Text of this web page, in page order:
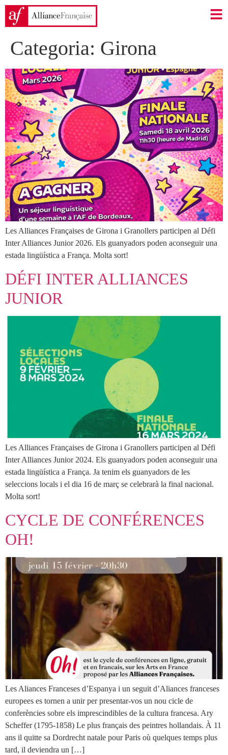
Categoria: Girona
Les Alliances Françaises de Girona i Granollers participen al Défi
Inter Alliances Junior 2026. Els guanyadors poden aconseguir una
estada lingüística a França. Molta sort!
DÉFI INTER ALLIANCES
JUNIOR
Les Alliances Françaises de Girona i Granollers participen al Défi
Inter Alliances Junior 2024. Els guanyadors poden aconseguir una
estada lingüística a França. Ja tenim els guanyadors de les
seleccions locals i el dia 16 de març se celebrarà la final nacional.
Molta sort!
CYCLE DE CONFÉRENCES
OH!
Les Aliances Franceses d’Espanya i un seguit d’Aliances franceses
europees es tornen a unir per presentar-vos un nou cicle de
conferències sobre els imprescindibles de la cultura francesa. Ary
Scheffer (1795-1858) Le plus français des peintres hollandais. À 11
ans il quitte sa Dordrecht natale pour Paris où quelques temps plus
tard, il deviendra un […]